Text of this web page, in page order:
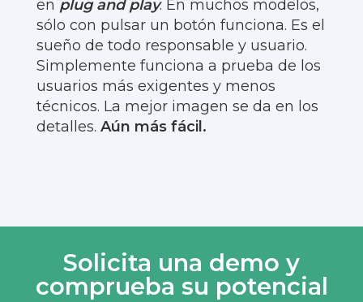
en plug and play. En muchos modelos,
sólo con pulsar un botón funciona. Es el
sueño de todo responsable y usuario.
Simplemente funciona a prueba de los
usuarios más exigentes y menos
técnicos. La mejor imagen se da en los
detalles. Aún más fácil.
Solicita una demo y
comprueba su potencial